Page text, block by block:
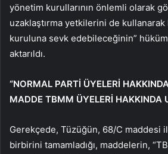
yönetim kurullarının önlemli olarak
uzaklaştırma yetkilerini de
kuruluna sevk edebileceğinin” hüküm
aktarıldı.
“NORMAL PARTİ ÜYELERİ
MADDE TBMM ÜYELERİ HAKKINDA
Gerekçede, Tüzüğün, 68/C maddesi
birbirini tamamladığı, maddelerin,